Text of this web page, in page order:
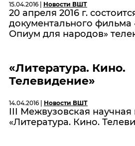
15.04.2016 | Новости ВШТ
20 апреля 2016 г.
документального фильма
Опиум для народов»
«Литература. Кино.
Телевидение»
14.04.2016 | Новости ВШТ
III Межвузовская
«Литература. Кино.